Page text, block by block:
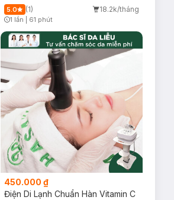
5.0 (1) 18.2k/tháng
Timer Gray Icon
1 lần 61 phút
450.000 ₫
Điện Di Lạnh Chuẩn Hàn Vitamin C